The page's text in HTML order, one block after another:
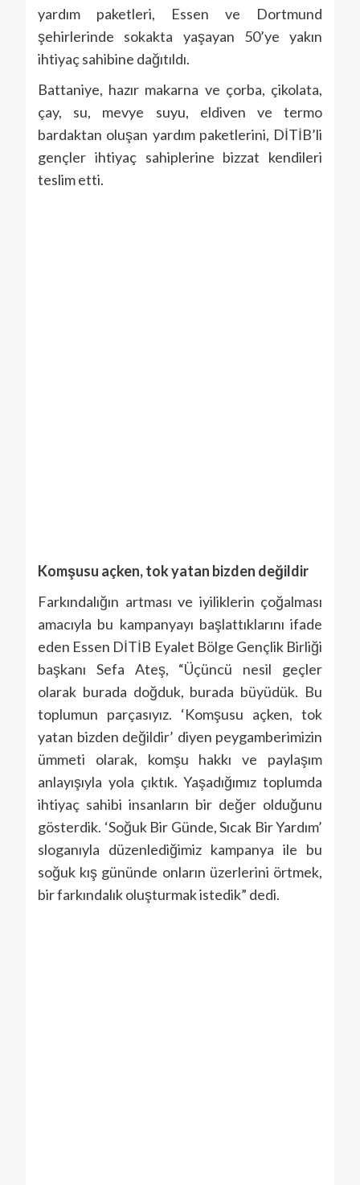
yardım paketleri, Essen ve Dortmund
şehirlerinde sokakta yaşayan 50’ye yakın
ihtiyaç sahibine dağıtıldı.
Battaniye, hazır makarna ve çorba, çikolata,
çay, su, mevye suyu, eldiven ve termo
bardaktan oluşan yardım paketlerini, DİTİB’li
gençler ihtiyaç sahiplerine bizzat kendileri
teslim etti.
Komşusu açken, tok yatan bizden değildir
Farkındalığın artması ve iyiliklerin çoğalması
amacıyla bu kampanyayı başlattıklarını ifade
eden Essen DİTİB Eyalet Bölge Gençlik Birliği
başkanı Sefa Ateş, “Üçüncü nesil geçler
olarak burada doğduk, burada büyüdük. Bu
toplumun parçasıyız. ‘Komşusu açken, tok
yatan bizden değildir’ diyen peygamberimizin
ümmeti olarak, komşu hakkı ve paylaşım
anlayışıyla yola çıktık. Yaşadığımız toplumda
ihtiyaç sahibi insanların bir değer olduğunu
gösterdik. ‘Soğuk Bir Günde, Sıcak Bir Yardım’
sloganıyla düzenlediğimiz kampanya ile bu
soğuk kış gününde onların üzerlerini örtmek,
bir farkındalık oluşturmak istedik” dedi.